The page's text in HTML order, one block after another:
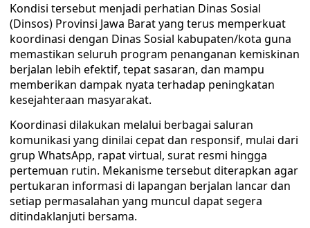
Kondisi tersebut menjadi perhatian Dinas Sosial
(Dinsos) Provinsi Jawa Barat yang terus memperkuat
koordinasi dengan Dinas Sosial kabupaten/kota guna
memastikan seluruh program penanganan kemiskinan
berjalan lebih efektif, tepat sasaran, dan mampu
memberikan dampak nyata terhadap peningkatan
kesejahteraan masyarakat.
Koordinasi dilakukan melalui berbagai saluran
komunikasi yang dinilai cepat dan responsif, mulai dari
grup WhatsApp, rapat virtual, surat resmi hingga
pertemuan rutin. Mekanisme tersebut diterapkan agar
pertukaran informasi di lapangan berjalan lancar dan
setiap permasalahan yang muncul dapat segera
ditindaklanjuti bersama.